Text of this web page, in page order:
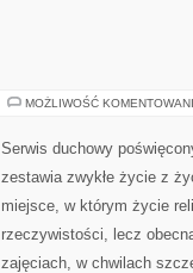
MOŻLIWOŚĆ
Serwis duchowy
zestawia zwykłe życie z
miejsce, w którym życie
rzeczywistości, lecz
zajęciach, w chwilach